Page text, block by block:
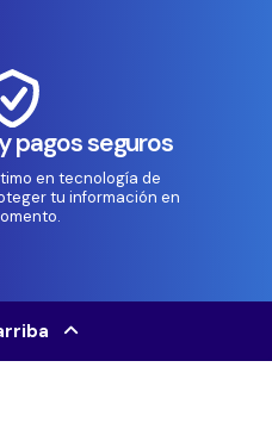
pagos seguros
en tecnología de
tu información en